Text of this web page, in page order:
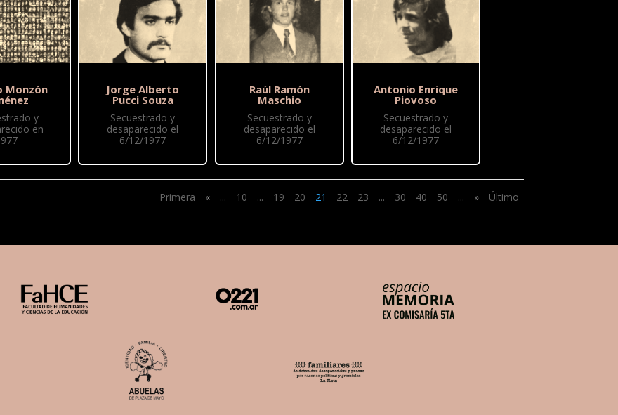
Monzón
y
en
Jorge Alberto
Pucci Souza
Secuestrado y
desaparecido el
6/12/1977
Raúl Ramón
Maschio
Secuestrado y
desaparecido el
6/12/1977
Antonio Enrique
Piovoso
Secuestrado y
desaparecido el
6/12/1977
Primera « ... 10 ... 19 20 21 22 23 ... 30 40 50 ... » Último